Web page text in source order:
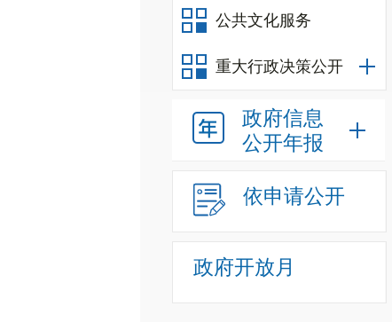
公共文化服务
重大行政决策公开
政府信息
公开年报
依申请公开
政府开放月